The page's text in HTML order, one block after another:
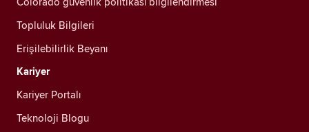
Topluluk Bilgileri
Erişilebilirlik Beyanı
Kariyer
Kariyer Portalı
Teknoloji Blogu